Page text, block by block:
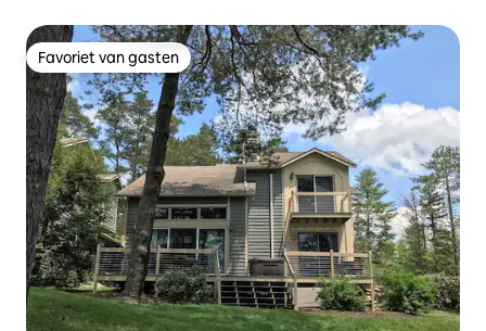
Favoriet van gasten
Favoriet van gasten